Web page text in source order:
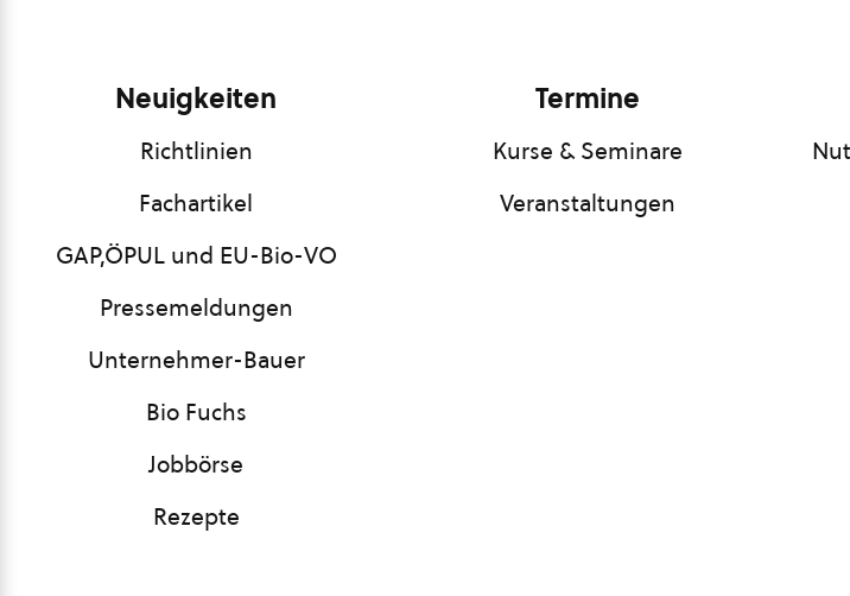
Neuigkeiten
Richtlinien
Fachartikel
GAP,ÖPUL und EU-Bio-VO
Pressemeldungen
Unternehmer-Bauer
Bio Fuchs
Jobbörse
Rezepte
Termine
Kurse & Seminare
Veranstaltungen